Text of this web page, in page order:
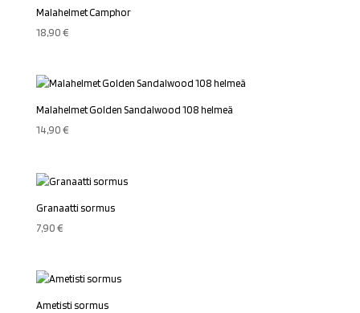
Malahelmet Camphor
18,90€
Malahelmet Golden Sandalwood 108 helmeä
14,90€
Granaatti sormus
7,90€
Ametisti sormus